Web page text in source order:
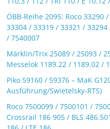
ÖBB-Reihe 2095: Roco 33290
33304 / 33319 / 33321 /
/ 7540007
Märklin/Trix 25089 / 25093 /
Messelok 1189.22 / 1189.02 /
Piko 59160 / 59376 – MaK
Ausführung/Swietelsky-RTS)
Roco 7500099 / 7500101 /
Crossrail 186 905 / BLS